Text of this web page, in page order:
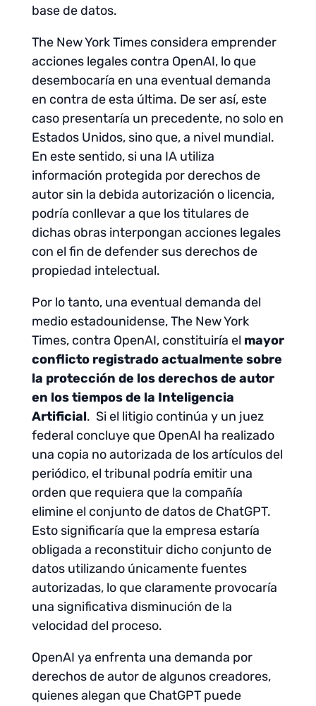
base de datos.
The New York Times considera emprender
acciones legales contra OpenAI, lo que
desembocaría en una eventual demanda
en contra de esta última. De ser así, este
caso presentaría un precedente, no solo en
Estados Unidos, sino que, a nivel mundial.
En este sentido, si una IA utiliza
información protegida por derechos de
autor sin la debida autorización o licencia,
podría conllevar a que los titulares de
dichas obras interpongan acciones legales
con el fin de defender sus derechos de
propiedad intelectual.
Por lo tanto, una eventual demanda del
medio estadounidense, The New York
Times, contra OpenAI, constituiría el mayor
conflicto registrado actualmente sobre
la protección de los derechos de autor
en los tiempos de la Inteligencia
Artificial. Si el litigio continúa y un juez
federal concluye que OpenAI ha realizado
una copia no autorizada de los artículos del
periódico, el tribunal podría emitir una
orden que requiera que la compañía
elimine el conjunto de datos de ChatGPT.
Esto significaría que la empresa estaría
obligada a reconstituir dicho conjunto de
datos utilizando únicamente fuentes
autorizadas, lo que claramente provocaría
una significativa disminución de la
velocidad del proceso.
OpenAI ya enfrenta una demanda por
derechos de autor de algunos creadores,
quienes alegan que ChatGPT puede